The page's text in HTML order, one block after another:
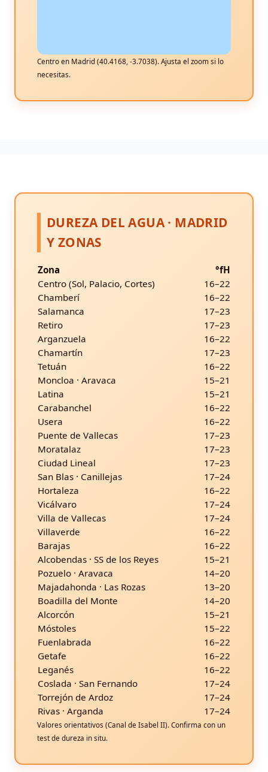
Centro en Madrid (40.4168, -3.7038). Ajusta el zoom si lo
necesitas.
DUREZA DEL AGUA · MADRID
Y ZONAS
Zona
°fH
Centro (Sol, Palacio, Cortes)
16–22
Chamberí
16–22
Salamanca
17–23
Retiro
17–23
Arganzuela
16–22
Chamartín
17–23
Tetuán
16–22
Moncloa · Aravaca
15–21
Latina
15–21
Carabanchel
16–22
Usera
16–22
Puente de Vallecas
17–23
Moratalaz
17–23
Ciudad Lineal
17–23
San Blas · Canillejas
17–24
Hortaleza
16–22
Vicálvaro
17–24
Villa de Vallecas
17–24
Villaverde
16–22
Barajas
16–22
Alcobendas · SS de los Reyes
15–21
Pozuelo · Aravaca
14–20
Majadahonda · Las Rozas
13–20
Boadilla del Monte
14–20
Alcorcón
15–21
Móstoles
15–22
Fuenlabrada
16–22
Getafe
16–22
Leganés
16–22
Coslada · San Fernando
17–24
Torrejón de Ardoz
17–24
Rivas · Arganda
17–24
Valores orientativos (Canal de Isabel II). Confirma con un
test de dureza in situ.